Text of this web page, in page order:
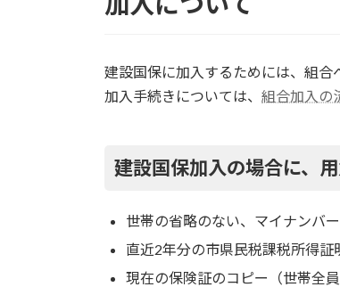
建設国保に加入するためには、組合
加入手続きについては、 組合加入の
建設国保加入の場合に、
世帯の省略のない、マイナンバ
直近2年分の市県民税課税所得
現在の保険証のコピー（世帯全員